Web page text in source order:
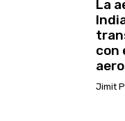
La
con
Jimit